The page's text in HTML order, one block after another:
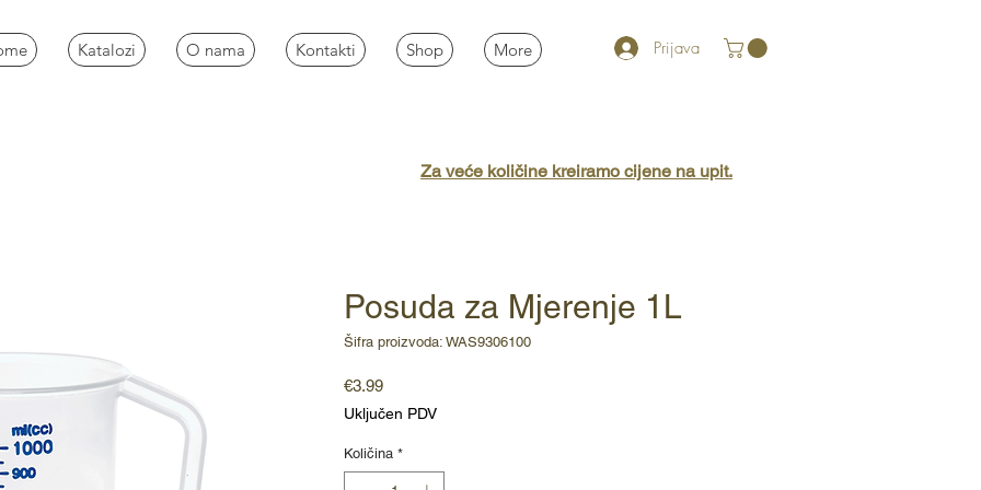
Katalozi O nama Kontakti Shop More Prijava
Posuda za Mjerenje 1L
Šifra proizvoda: WAS9306100
€3.99Cijena
Uključen PDV
Količina *
Za veće količine kreiramo cijene na upit.